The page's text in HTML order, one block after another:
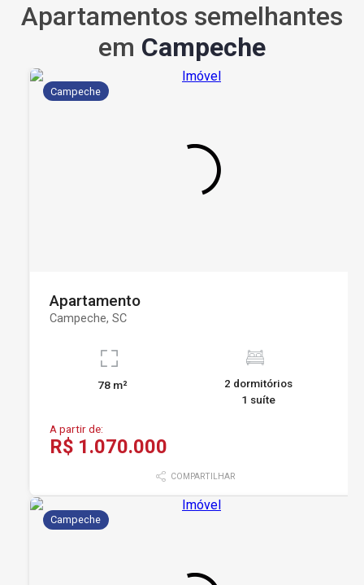
Apartamentos semelhantes
em Campeche
Campeche
Apartamento
Campeche, SC
78 m²
2 dormitórios
1 suíte
A partir de:
R$ 1.070.000
COMPARTILHAR
Campeche